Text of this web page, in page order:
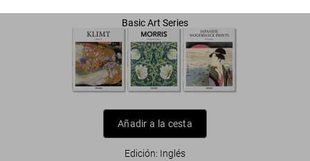
Basic Art Series
Añadir a la cesta
Edición: Inglés